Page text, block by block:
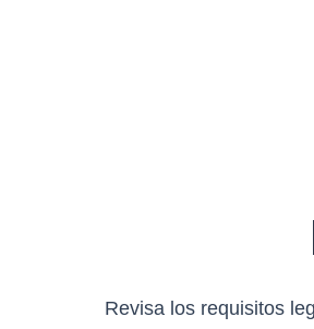
Revisa los requisitos